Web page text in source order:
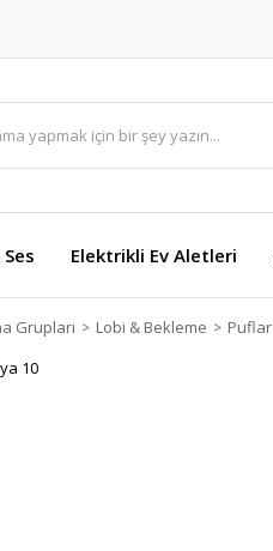
Elektrikli Ev Aletleri
Grupları Lobi & Bekleme Puflar